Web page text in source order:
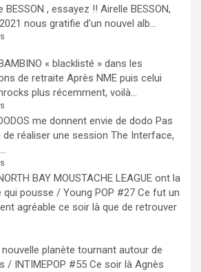
BESSON , essayez !! Airelle BESSON,
nous gratifie d'un nouvel alb...
« blacklisté » dans les
de retraite Après NME puis celui
plus récemment, voilà...
me donnent envie de dodo Pas
de réaliser une session The Interface,
BAY MOUSTACHE LEAGUE ont la
qui pousse / Young POP #27 Ce fut un
agréable ce soir là que de retrouver
nouvelle planète tournant autour de
/ INTIMEPOP #55 Ce soir là Agnès